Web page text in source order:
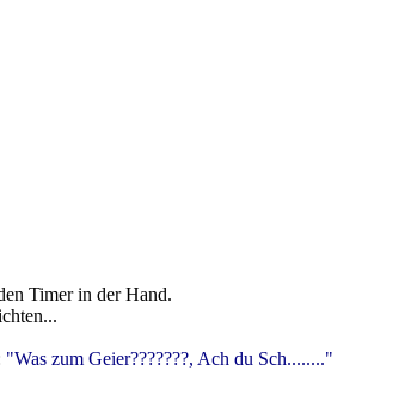
Timer in der Hand.
"Was zum Geier???????, Ach du Sch........"